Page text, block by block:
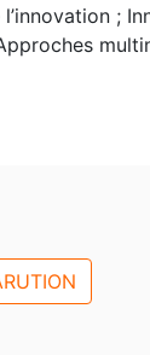
l’innovation ;